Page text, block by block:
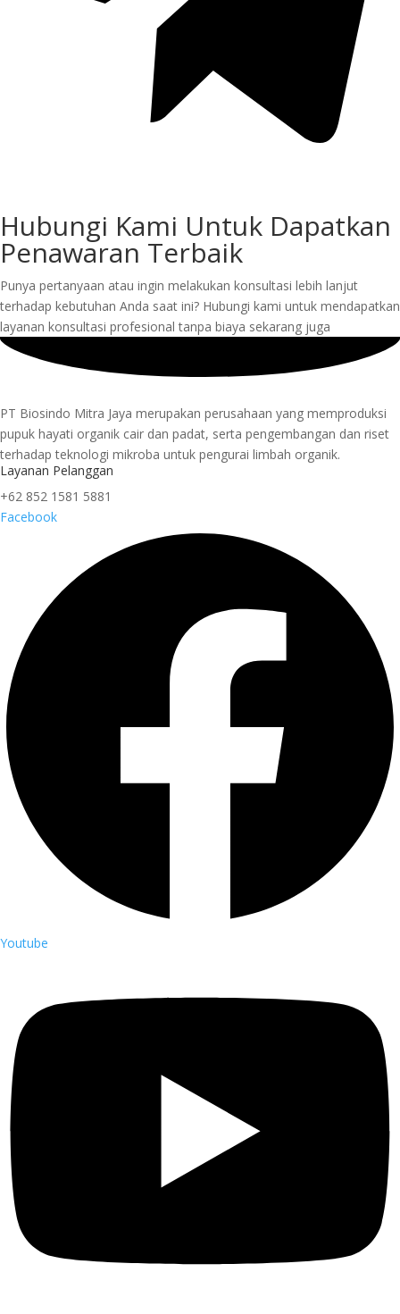
Hubungi Kami Untuk Dapatkan
Penawaran Terbaik
Punya pertanyaan atau ingin melakukan konsultasi lebih lanjut
terhadap kebutuhan Anda saat ini? Hubungi kami untuk mendapatkan
layanan konsultasi profesional tanpa biaya sekarang juga
PT Biosindo Mitra Jaya merupakan perusahaan yang memproduksi
pupuk hayati organik cair dan padat, serta pengembangan dan riset
terhadap teknologi mikroba untuk pengurai limbah organik.
Layanan Pelanggan
+62 852 1581 5881
Facebook
Youtube